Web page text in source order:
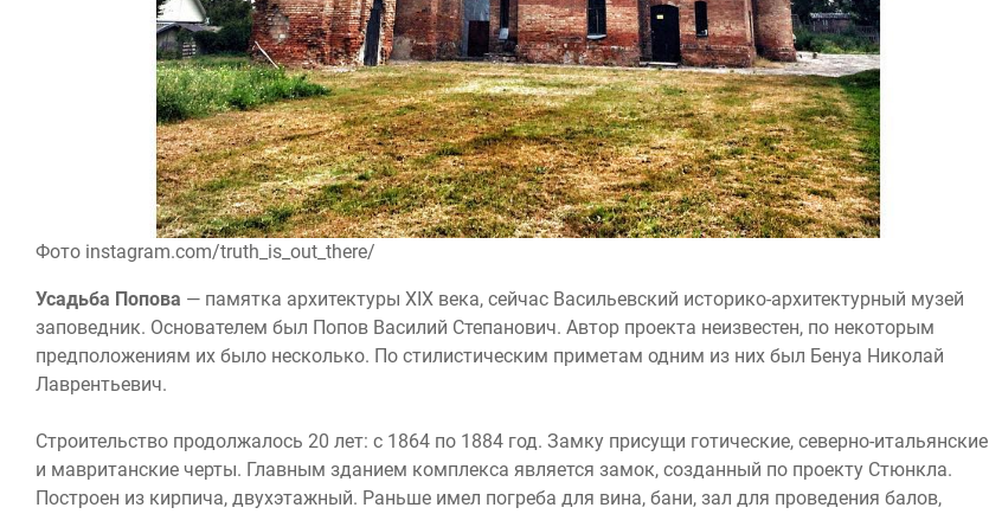
Фото instagram.com/truth_is_out_there/
Усадьба Попова — памятка архитектуры XIX века, сейчас Васильевский историко-архитектурный музей
заповедник. Основателем был Попов Василий Степанович. Автор проекта неизвестен, по некоторым
предположениям их было несколько. По стилистическим приметам одним из них был Бенуа Николай
Лаврентьевич.
Строительство продолжалось 20 лет: с 1864 по 1884 год. Замку присущи готические, северно-итальянские
и мавританские черты. Главным зданием комплекса является замок, созданный по проекту Стюнкла.
Построен из кирпича, двухэтажный. Раньше имел погреба для вина, бани, зал для проведения балов,